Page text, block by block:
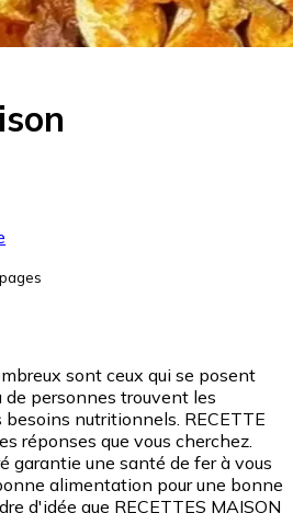
sont ceux qui se posent
personnes trouvent les
nutritionnels. RECETTE
réponses que vous cherchez.
garantie une santé de fer à vous
alimentation pour une bonne
d'idée que RECETTES MAISON